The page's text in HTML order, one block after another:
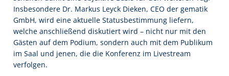
Insbesondere Dr. Markus Leyck Dieken, CEO der gematik
GmbH, wird eine aktuelle Statusbestimmung liefern,
welche anschließend diskutiert wird – nicht nur mit den
Gästen auf dem Podium, sondern auch mit dem Publikum
im Saal und jenen, die die Konferenz im Livestream
verfolgen.